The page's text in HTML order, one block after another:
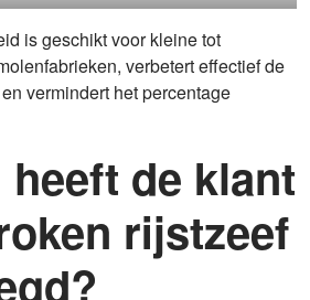
is geschikt voor kleine tot
verbetert effectief de
vermindert het percentage
heeft de klant
rijstzeef